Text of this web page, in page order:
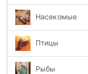
Насекомые
Птицы
Рыбы